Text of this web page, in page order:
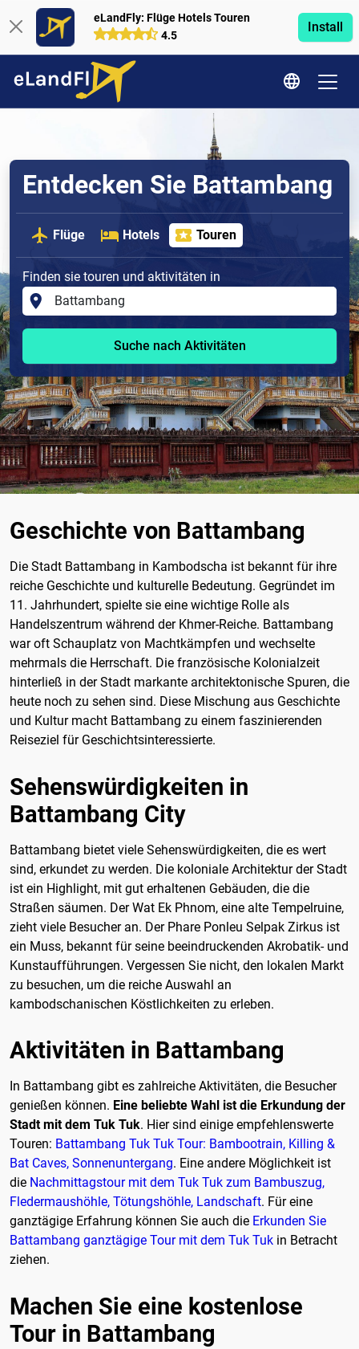
eLandFly: Flüge Hotels Touren
4.5
Install
Entdecken Sie Battambang
Flüge Hotels Touren
Finden sie touren und aktivitäten in
Suche nach Aktivitäten
Geschichte von Battambang
Die Stadt Battambang in Kambodscha ist bekannt für ihre
reiche Geschichte und kulturelle Bedeutung. Gegründet im
11. Jahrhundert, spielte sie eine wichtige Rolle als
Handelszentrum während der Khmer-Reiche. Battambang
war oft Schauplatz von Machtkämpfen und wechselte
mehrmals die Herrschaft. Die französische Kolonialzeit
hinterließ in der Stadt markante architektonische Spuren, die
heute noch zu sehen sind. Diese Mischung aus Geschichte
und Kultur macht Battambang zu einem faszinierenden
Reiseziel für Geschichtsinteressierte.
Sehenswürdigkeiten in
Battambang City
Battambang bietet viele Sehenswürdigkeiten, die es wert
sind, erkundet zu werden. Die koloniale Architektur der Stadt
ist ein Highlight, mit gut erhaltenen Gebäuden, die die
Straßen säumen. Der Wat Ek Phnom, eine alte Tempelruine,
zieht viele Besucher an. Der Phare Ponleu Selpak Zirkus ist
ein Muss, bekannt für seine beeindruckenden Akrobatik- und
Kunstaufführungen. Vergessen Sie nicht, den lokalen Markt
zu besuchen, um die reiche Auswahl an
kambodschanischen Köstlichkeiten zu erleben.
Aktivitäten in Battambang
In Battambang gibt es zahlreiche Aktivitäten, die Besucher
genießen können. Eine beliebte Wahl ist die Erkundung der
Stadt mit dem Tuk Tuk. Hier sind einige empfehlenswerte
Touren: Battambang Tuk Tuk Tour: Bambootrain, Killing &
Bat Caves, Sonnenuntergang. Eine andere Möglichkeit ist
die Nachmittagstour mit dem Tuk Tuk zum Bambuszug,
Fledermaushöhle, Tötungshöhle, Landschaft. Für eine
ganztägige Erfahrung können Sie auch die Erkunden Sie
Battambang ganztägige Tour mit dem Tuk Tuk in Betracht
ziehen.
Machen Sie eine kostenlose
Tour in Battambang